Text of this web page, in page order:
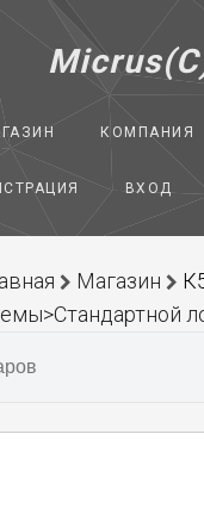
КОМПАНИЯ
ВХОД
Магазин